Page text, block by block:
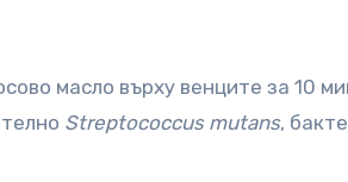
масло върху венците за 10
Streptococcus mutans,